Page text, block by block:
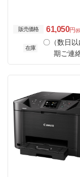
販売価格 61,050円 (
在庫
〇（数日以
期ご連